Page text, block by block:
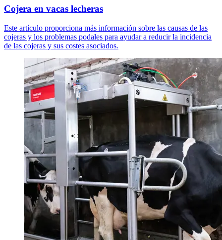
Cojera en vacas lecheras
Este artículo proporciona más información sobre las causas de las
cojeras y los problemas podales para ayudar a reducir la incidencia
de las cojeras y sus costes asociados.